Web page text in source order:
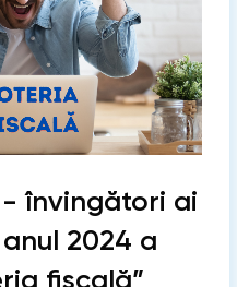
învingători ai
2024 a
fiscală”